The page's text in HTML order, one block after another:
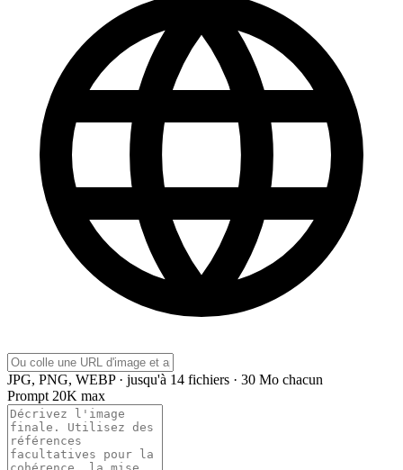
JPG, PNG, WEBP · jusqu'à 14 fichiers · 30 Mo chacun
Prompt 20K max